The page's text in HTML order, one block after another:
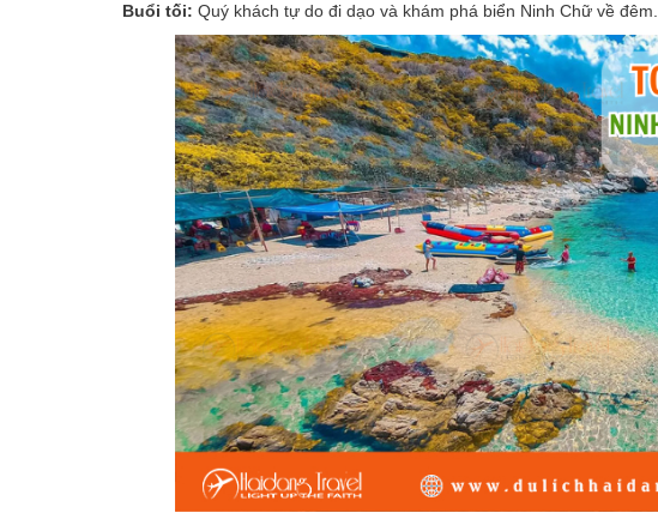
Buổi tối: Quý khách tự do đi dạo và khám phá biển Ninh Chữ về đêm.